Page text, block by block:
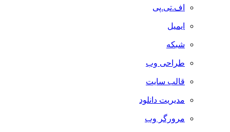
اف.تی.پی
ایمیل
شبکه
طراحی وب
قالب سایت
مدیریت دانلود
مرورگر وب